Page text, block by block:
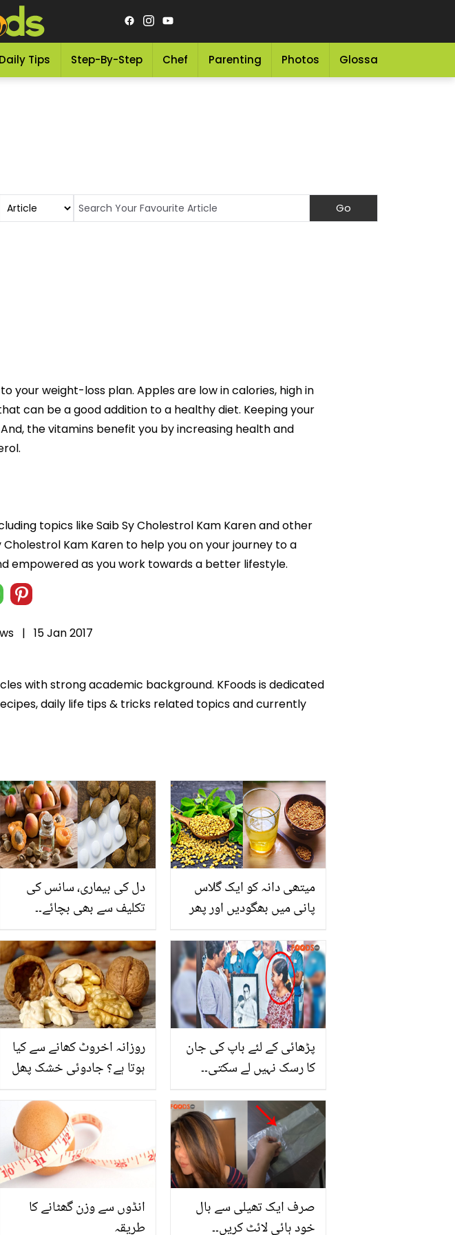
Daily Tips Step-By-Step Chef Parenting Photos Glossary
your weight-loss plan. Apples are low in calories, high in
can be a good addition to a healthy diet. Keeping your
the vitamins benefit you by increasing health and
topics like Saib Sy Cholestrol Kam Karen and other
Kam Karen to help you on your journey to a
empowered as you work towards a better lifestyle.
| 15 Jan 2017
with strong academic background. KFoods is dedicated
daily life tips & tricks related topics and currently
دل کی بیماری، سانس کی
تکلیف سے بھی بچائے۔۔
ناقابل یقین فوائد
میتھی دانہ کو ایک گلاس
پانی میں بھگودیں اور پھر
پانی کے 5 کرشماتی فوائد
جو کریں آپ کی بھی بڑی
مشکل آسان
روزانہ اخروٹ کھانے سے کیا
ہوتا ہے؟ جادوئی خشک پھل
جسم میں آنے والی وہ
تبدیلی جو آپ زندگی بدل
دے
پڑھائی کے لئے باپ کی جان
کا رسک نہیں لے سکتی۔۔
لئے بچی نے کیا مشکلات
جھیلیں؟ باپ بیٹی کی
محبت کی انوکھی کہانی
انڈوں سے وزن گھٹانے کا
طریقہ
صرف ایک تھیلی سے بال
خود ہائی لائٹ کریں۔۔